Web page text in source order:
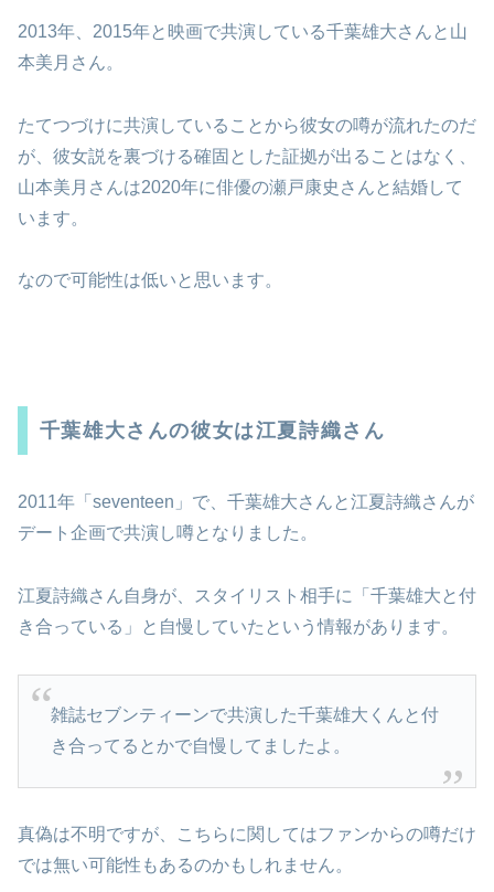
2013年、2015年と映画で共演している千葉雄大さんと山
本美月さん。
たてつづけに共演していることから彼女の噂が流れたのだ
が、彼女説を裏づける確固とした証拠が出ることはなく、
山本美月さんは2020年に俳優の瀬戸康史さんと結婚して
います。
なので可能性は低いと思います。
千葉雄大さんの彼女は江夏詩織さん
2011年「seventeen」で、千葉雄大さんと江夏詩織さんが
デート企画で共演し噂となりました。
江夏詩織さん自身が、スタイリスト相手に「千葉雄大と付
き合っている」と自慢していたという情報があります。
雑誌セブンティーンで共演した千葉雄大くんと付
き合ってるとかで自慢してましたよ。
真偽は不明ですが、こちらに関してはファンからの噂だけ
では無い可能性もあるのかもしれません。